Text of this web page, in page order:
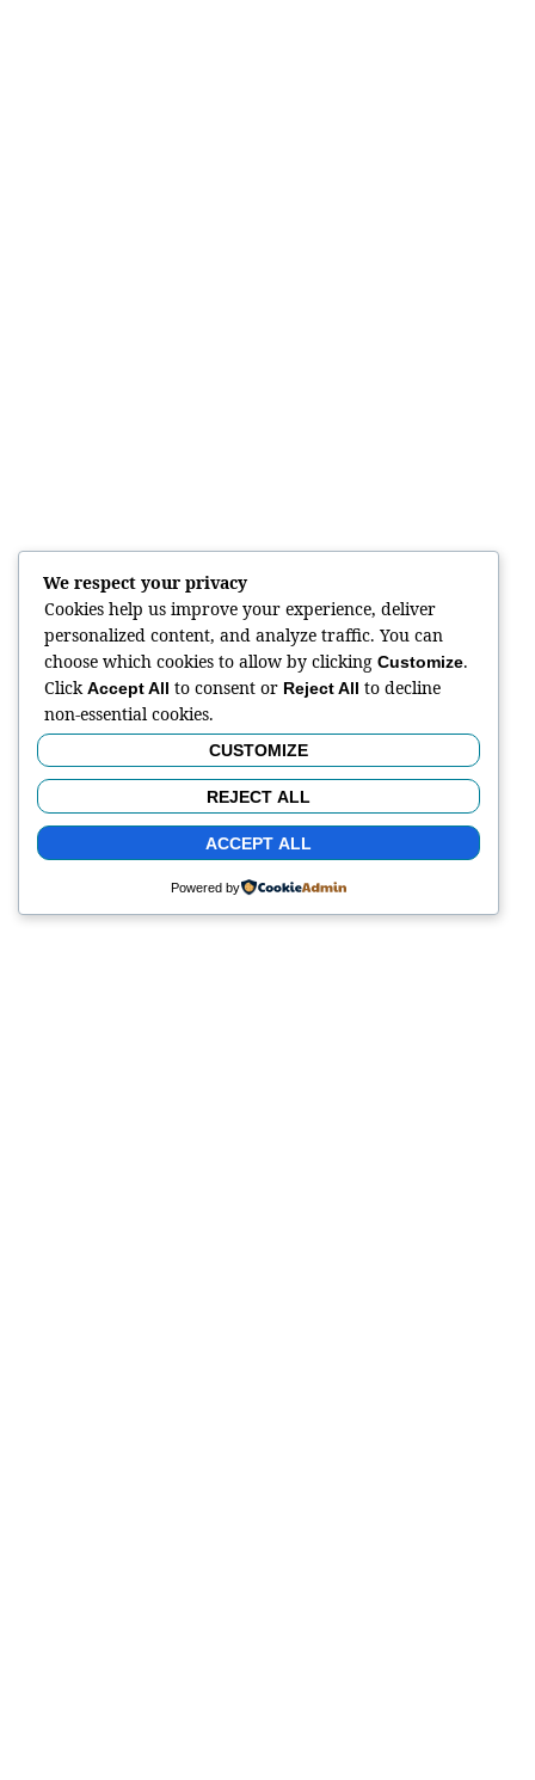
We respect your privacy
Cookies help us improve your experience, deliver
personalized content, and analyze traffic. You can
choose which cookies to allow by clicking Customize.
Click Accept All to consent or Reject All to decline
non-essential cookies.
CUSTOMIZE
REJECT ALL
ACCEPT ALL
Powered by